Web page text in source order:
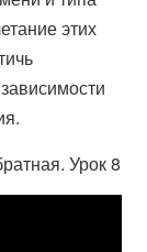
этих
Урок 8